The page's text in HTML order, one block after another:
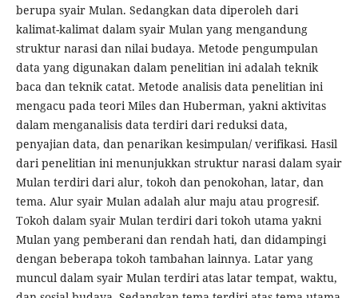
berupa syair Mulan. Sedangkan data diperoleh dari
kalimat-kalimat dalam syair Mulan yang mengandung
struktur narasi dan nilai budaya. Metode pengumpulan
data yang digunakan dalam penelitian ini adalah teknik
baca dan teknik catat. Metode analisis data penelitian ini
mengacu pada teori Miles dan Huberman, yakni aktivitas
dalam menganalisis data terdiri dari reduksi data,
penyajian data, dan penarikan kesimpulan/ verifikasi. Hasil
dari penelitian ini menunjukkan struktur narasi dalam syair
Mulan terdiri dari alur, tokoh dan penokohan, latar, dan
tema. Alur syair Mulan adalah alur maju atau progresif.
Tokoh dalam syair Mulan terdiri dari tokoh utama yakni
Mulan yang pemberani dan rendah hati, dan didampingi
dengan beberapa tokoh tambahan lainnya. Latar yang
muncul dalam syair Mulan terdiri atas latar tempat, waktu,